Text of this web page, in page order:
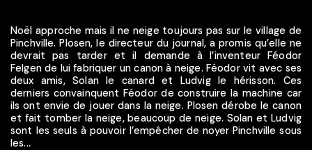
Noël approche mais il ne neige toujours pas sur le village de
Pinchville. Plosen, le directeur du journal, a promis qu’elle ne
devrait pas tarder et il demande à l’inventeur Féodor
Felgen de lui fabriquer un canon à neige. Féodor vit avec ses
deux amis, Solan le canard et Ludvig le hérisson. Ces
derniers convainquent Féodor de construire la machine car
ils ont envie de jouer dans la neige. Plosen dérobe le canon
et fait tomber la neige, beaucoup de neige. Solan et Ludvig
sont les seuls à pouvoir l’empêcher de noyer Pinchville sous
les...